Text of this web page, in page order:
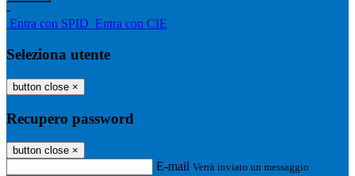
-
Entra con SPID Entra con CIE
Seleziona utente
button close ×
Recupero password
button close ×
E-mail Verrà inviato un messaggio